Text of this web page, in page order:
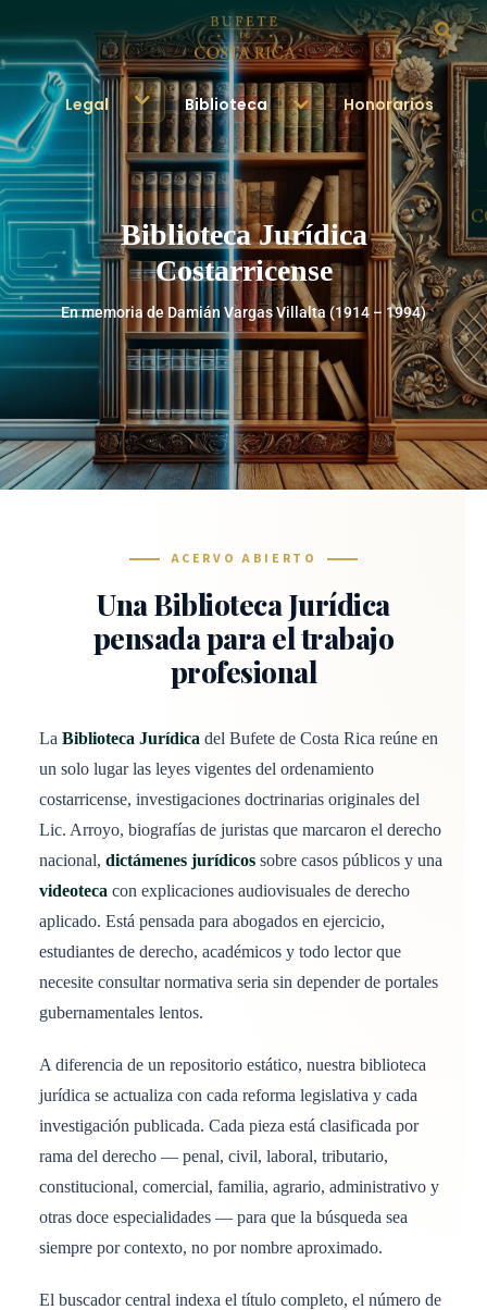
Legal Biblioteca Honorarios
Biblioteca Jurídica
Costarricense
En memoria de Damián Vargas Villalta (1914 – 1994)
ACERVO ABIERTO
Una Biblioteca Jurídica
pensada para el trabajo
profesional
La Biblioteca Jurídica del Bufete de Costa Rica reúne en
un solo lugar las leyes vigentes del ordenamiento
costarricense, investigaciones doctrinarias originales del
Lic. Arroyo, biografías de juristas que marcaron el derecho
nacional, dictámenes jurídicos sobre casos públicos y una
videoteca con explicaciones audiovisuales de derecho
aplicado. Está pensada para abogados en ejercicio,
estudiantes de derecho, académicos y todo lector que
necesite consultar normativa seria sin depender de portales
gubernamentales lentos.
A diferencia de un repositorio estático, nuestra biblioteca
jurídica se actualiza con cada reforma legislativa y cada
investigación publicada. Cada pieza está clasificada por
rama del derecho — penal, civil, laboral, tributario,
constitucional, comercial, familia, agrario, administrativo y
otras doce especialidades — para que la búsqueda sea
siempre por contexto, no por nombre aproximado.
El buscador central indexa el título completo, el número de